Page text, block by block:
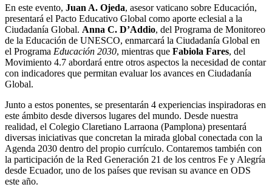
En este evento, Juan A. Ojeda, asesor vaticano sobre Educación,
presentará el Pacto Educativo Global como aporte eclesial a la
Ciudadanía Global. Anna C. D’Addio, del Programa de Monitoreo
de la Educación de UNESCO, enmarcará la Ciudadanía Global en
el Programa Educación 2030, mientras que Fabiola Fares, del
Movimiento 4.7 abordará entre otros aspectos la necesidad de contar
con indicadores que permitan evaluar los avances en Ciudadanía
Global.
Junto a estos ponentes, se presentarán 4 experiencias inspiradoras en
este ámbito desde diversos lugares del mundo. Desde nuestra
realidad, el Colegio Claretiano Larraona (Pamplona) presentará
diversas iniciativas que concretan la mirada global conectada con la
Agenda 2030 dentro del propio currículo. Contaremos también con
la participación de la Red Generación 21 de los centros Fe y Alegría
desde Ecuador, uno de los países que revisan su avance en ODS
este año.